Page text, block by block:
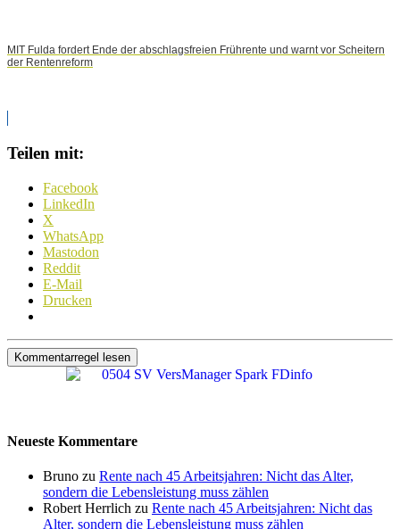
MIT Fulda fordert Ende der abschlagsfreien Frührente und warnt vor Scheitern
der Rentenreform
Teilen mit:
Facebook
LinkedIn
X
WhatsApp
Mastodon
Reddit
E-Mail
Drucken
Kommentarregel lesen
Neueste Kommentare
Bruno zu Rente nach 45 Arbeitsjahren: Nicht das Alter,
sondern die Lebensleistung muss zählen
Robert Herrlich zu Rente nach 45 Arbeitsjahren: Nicht das
Alter, sondern die Lebensleistung muss zählen